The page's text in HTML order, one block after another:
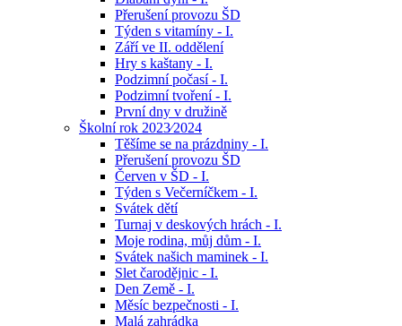
Přerušení provozu ŠD
Týden s vitamíny - I.
Září ve II. oddělení
Hry s kaštany - I.
Podzimní počasí - I.
Podzimní tvoření - I.
První dny v družině
Školní rok 2023⁄2024
Těšíme se na prázdniny - I.
Přerušení provozu ŠD
Červen v ŠD - I.
Týden s Večerníčkem - I.
Svátek dětí
Turnaj v deskových hrách - I.
Moje rodina, můj dům - I.
Svátek našich maminek - I.
Slet čarodějnic - I.
Den Země - I.
Měsíc bezpečnosti - I.
Malá zahrádka